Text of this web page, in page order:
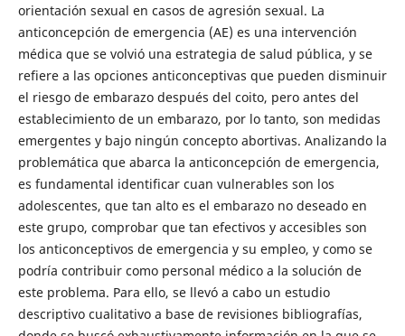
orientación sexual en casos de agresión sexual. La
anticoncepción de emergencia (AE) es una intervención
médica que se volvió una estrategia de salud pública, y se
refiere a las opciones anticonceptivas que pueden disminuir
el riesgo de embarazo después del coito, pero antes del
establecimiento de un embarazo, por lo tanto, son medidas
emergentes y bajo ningún concepto abortivas. Analizando la
problemática que abarca la anticoncepción de emergencia,
es fundamental identificar cuan vulnerables son los
adolescentes, que tan alto es el embarazo no deseado en
este grupo, comprobar que tan efectivos y accesibles son
los anticonceptivos de emergencia y su empleo, y como se
podría contribuir como personal médico a la solución de
este problema. Para ello, se llevó a cabo un estudio
descriptivo cualitativo a base de revisiones bibliografías,